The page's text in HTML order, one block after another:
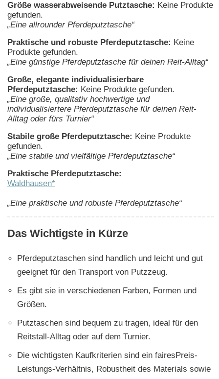
Größe wasserabweisende Putztasche: Keine Produkte
gefunden.
„Eine allrounder Pferdeputztasche“
Praktische und robuste Pferdeputztasche: Keine
Produkte gefunden.
„Eine günstige Pferdeputztasche für deinen Reit-Alltag“
Große, elegante individualisierbare
Pferdeputztasche: Keine Produkte gefunden.
„Eine große, qualitativ hochwertige und
individualisiertere Pferdeputztasche für deinen Reit-
Alltag oder fürs Turnier“
Stabile große Pferdeputztasche: Keine Produkte
gefunden.
„Eine stabile und vielfältige Pferdeputztasche“
Praktische Pferdeputztasche:
Waldhausen*
„Eine praktische und robuste Pferdeputztasche“
Das Wichtigste in Kürze
Pferdeputztaschen sind handlich und leicht und gut
geeignet für den Transport von Putzzeug.
Es gibt sie in verschiedenen Farben, Formen und
Größen.
Putztaschen sind bequem zu tragen, ideal für den
Reitstall-Alltag oder auf dem Turnier.
Die wichtigsten Kaufkriterien sind ein fairesPreis-
Leistungs-Verhältnis, Robustheit des Materials sowie